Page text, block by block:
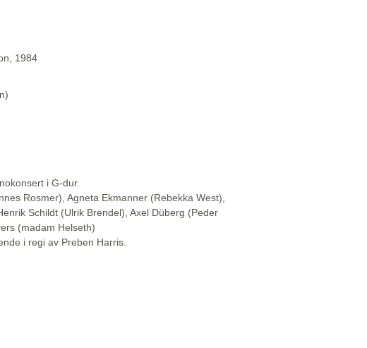
1984
i G-dur.
Rosmer), Agneta Ekmanner (Rebekka West),
Schildt (Ulrik Brendel), Axel Düberg (Peder
(madam Helseth)
i regi av Preben Harris.